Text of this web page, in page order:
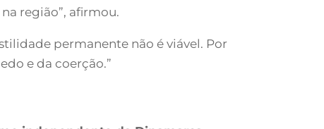
região”, afirmou.
permanente não é viável. Por
e da coerção.”